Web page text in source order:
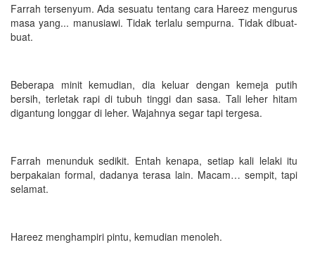
Farrah tersenyum. Ada sesuatu tentang cara Hareez mengurus
masa yang... manusiawi. Tidak terlalu sempurna. Tidak dibuat-
buat.
Beberapa minit kemudian, dia keluar dengan kemeja putih
bersih, terletak rapi di tubuh tinggi dan sasa. Tali leher hitam
digantung longgar di leher. Wajahnya segar tapi tergesa.
Farrah menunduk sedikit. Entah kenapa, setiap kali lelaki itu
berpakaian formal, dadanya terasa lain. Macam… sempit, tapi
selamat.
Hareez menghampiri pintu, kemudian menoleh.